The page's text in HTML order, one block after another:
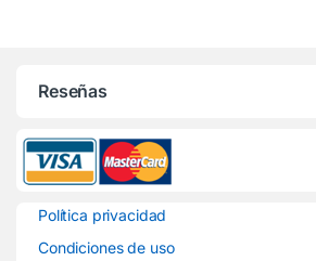
Reseñas
Política privacidad
Condiciones de uso